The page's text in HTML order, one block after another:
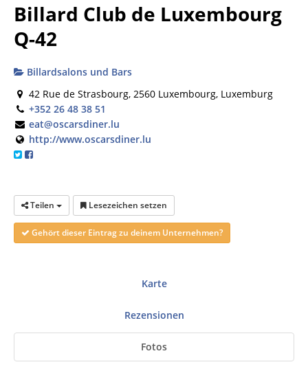
Billard Club de Luxembourg
Q-42
Billardsalons und Bars
42 Rue de Strasbourg, 2560 Luxembourg, Luxemburg
+352 26 48 38 51
eat@oscarsdiner.lu
http://www.oscarsdiner.lu
Teilen Lesezeichen setzen
Gehört dieser Eintrag zu deinem Unternehmen?
Karte
Rezensionen
Fotos